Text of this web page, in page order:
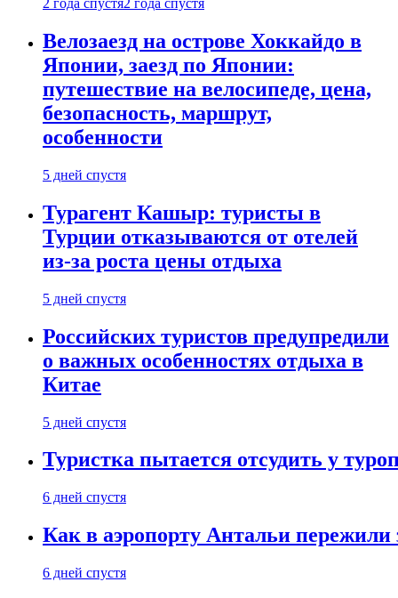
2 года спустя2 года спустя
Велозаезд на острове Хоккайдо в
Японии, заезд по Японии:
путешествие на велосипеде, цена,
безопасность, маршрут,
особенности
5 дней спустя
Турагент Кашыр: туристы в
Турции отказываются от отелей
из-за роста цены отдыха
5 дней спустя
Российских туристов предупредили
о важных особенностях отдыха в
Китае
5 дней спустя
Туристка пытается отсудить у
6 дней спустя
Как в аэропорту Антальи
6 дней спустя